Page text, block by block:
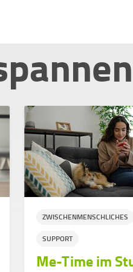
ZWISCHENMENSCHLICHES
SUPPORT
Me-Time im